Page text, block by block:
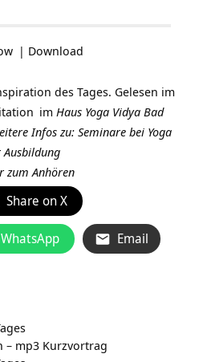
| Download
des Tages. Gelesen im
im Haus Yoga Vidya Bad
Infos zu: Seminare bei Yoga
Ausbildung
zum Anhören
Share on X
WhatsApp Email
– mp3 Kurzvortrag